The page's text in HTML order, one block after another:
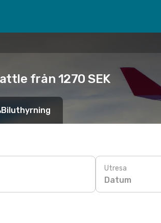
från 1270 SEK
Biluthyrning
Utresa
Datum